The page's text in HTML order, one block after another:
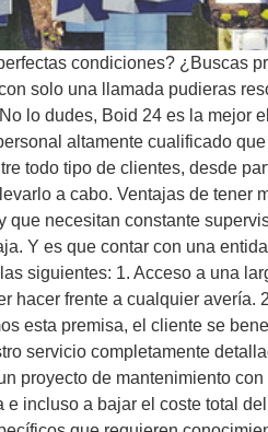
condiciones? ¿Buscas
solo una llamada pudieras
lo dudes, Boid 24 es la mejor
altamente cualificado
todo tipo de clientes, desde
a cabo. Ventajas de tener
necesitan constante
Y es que contar con una
siguientes: 1. Acceso a una
hacer frente a cualquier avería.
esta premisa, el cliente se
servicio completamente
proyecto de mantenimiento
incluso a bajar el coste total